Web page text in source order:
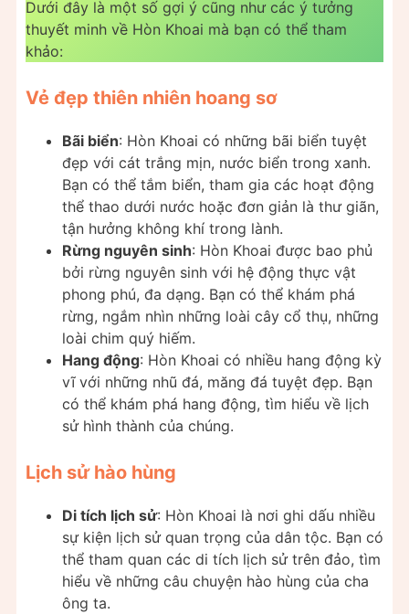
Dưới đây là một số gợi ý cũng như các ý tưởng
thuyết minh về Hòn Khoai mà bạn có thể tham
khảo:
Vẻ đẹp thiên nhiên hoang sơ
Bãi biển: Hòn Khoai có những bãi biển tuyệt
đẹp với cát trắng mịn, nước biển trong xanh.
Bạn có thể tắm biển, tham gia các hoạt động
thể thao dưới nước hoặc đơn giản là thư giãn,
tận hưởng không khí trong lành.
Rừng nguyên sinh: Hòn Khoai được bao phủ
bởi rừng nguyên sinh với hệ động thực vật
phong phú, đa dạng. Bạn có thể khám phá
rừng, ngắm nhìn những loài cây cổ thụ, những
loài chim quý hiếm.
Hang động: Hòn Khoai có nhiều hang động kỳ
vĩ với những nhũ đá, măng đá tuyệt đẹp. Bạn
có thể khám phá hang động, tìm hiểu về lịch
sử hình thành của chúng.
Lịch sử hào hùng
Di tích lịch sử: Hòn Khoai là nơi ghi dấu nhiều
sự kiện lịch sử quan trọng của dân tộc. Bạn có
thể tham quan các di tích lịch sử trên đảo, tìm
hiểu về những câu chuyện hào hùng của cha
ông ta.